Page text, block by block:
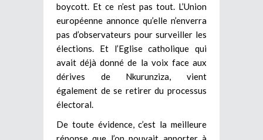
boycott. Et ce n’est pas tout. L’Union
européenne annonce qu’elle n’enverra
pas d’observateurs pour surveiller les
élections. Et l’Eglise catholique qui
avait déjà donné de la voix face aux
dérives de Nkurunziza, vient
également de se retirer du processus
électoral.
De toute évidence, c’est la meilleure